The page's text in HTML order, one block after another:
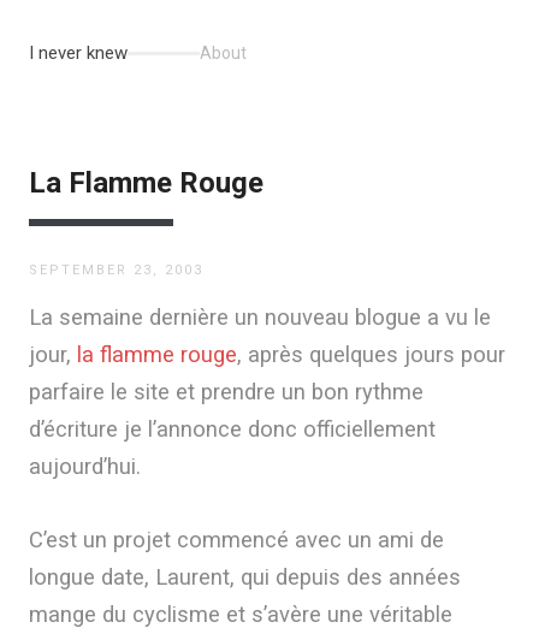
I never knew About
La Flamme Rouge
SEPTEMBER 23, 2003
La semaine dernière un nouveau blogue a vu le
jour, la flamme rouge, après quelques jours pour
parfaire le site et prendre un bon rythme
d’écriture je l’annonce donc officiellement
aujourd’hui.
C’est un projet commencé avec un ami de
longue date, Laurent, qui depuis des années
mange du cyclisme et s’avère une véritable